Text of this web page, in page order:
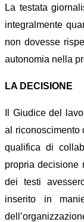
La testata
integralmente
non dovesse
autonomia nella
LA DECISIONE
Il Giudice del
al riconoscimento
qualifica di
propria decisione
dei testi
inserito in